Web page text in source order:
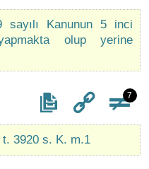
sayılı Kanunun 5 inci
olup yerine
7
3920 s. K. m.1